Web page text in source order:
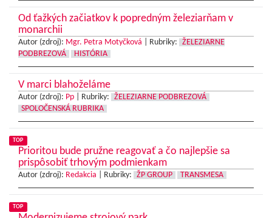
Od ťažkých začiatkov k popredným železiarňam v
monarchii
Autor (zdroj): Mgr. Petra Motyčková Rubriky:
ŽELEZIARNE
PODBREZOVÁ
HISTÓRIA
V marci blahoželáme
Autor (zdroj): Pp Rubriky:
ŽELEZIARNE PODBREZOVÁ
SPOLOČENSKÁ RUBRIKA
TOP
Prioritou bude pružne reagovať a čo najlepšie sa
prispôsobiť trhovým podmienkam
Autor (zdroj): Redakcia Rubriky: ŽP GROUP TRANSMESA
TOP